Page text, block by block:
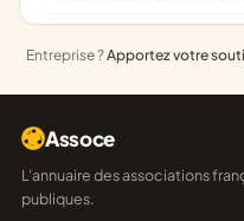
Entreprise ?Apportez votre
Assoce
L'annuaire des associations françaises, construit sur les données
publiques.